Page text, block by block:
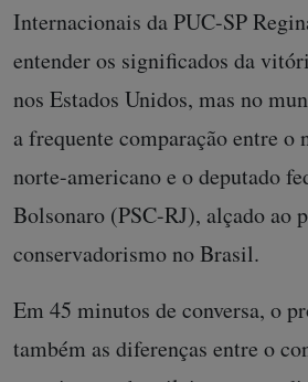
Internacionais da PUC-SP
entender os significados da
nos Estados Unidos, mas no
a frequente comparação entre o
norte-americano e o deputado
Bolsonaro (PSC-RJ), alçado ao
conservadorismo no Brasil.
Em 45 minutos de conversa, o
também as diferenças entre o